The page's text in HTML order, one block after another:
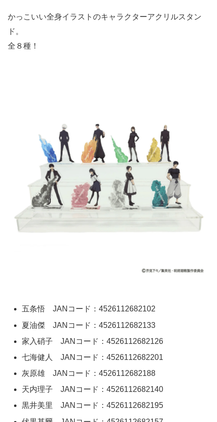
かっこいい全身イラストのキャラクターアクリルスタン
ド。
全８種！
五条悟 JANコード：4526112682102
夏油傑 JANコード：4526112682133
家入硝子 JANコード：4526112682126
七海健人 JANコード：4526112682201
灰原雄 JANコード：4526112682188
天内理子 JANコード：4526112682140
黒井美里 JANコード：4526112682195